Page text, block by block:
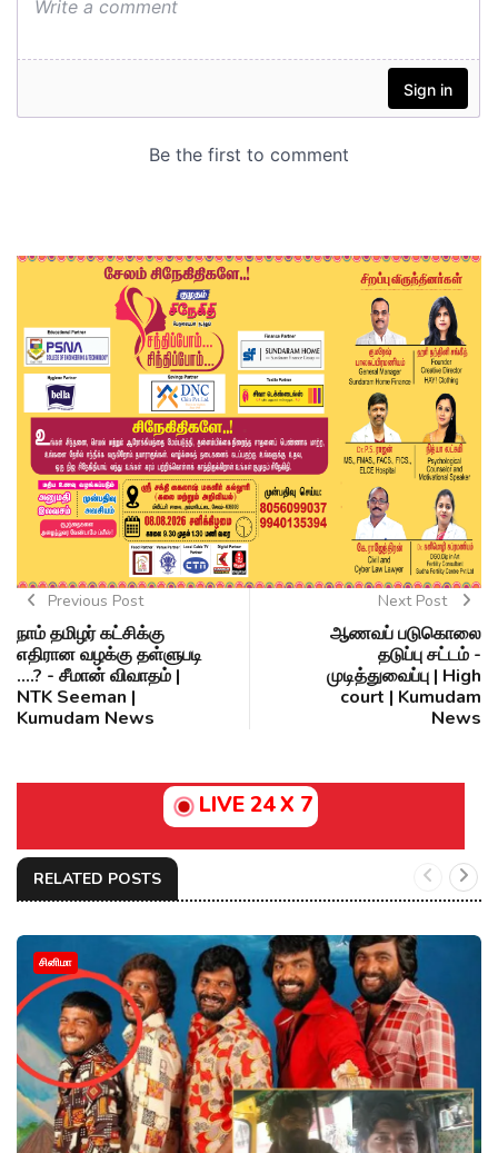
Previous Post
நாம் தமிழர் கட்சிக்கு
எதிரான வழக்கு தள்ளுபடி
....? - சீமான் விவாதம் |
NTK Seeman |
Kumudam News
Next Post
ஆணவப் படுகொலை
தடுப்பு சட்டம் -
முடித்துவைப்பு | High
court | Kumudam
News
LIVE 24 X 7
RELATED POSTS
சினிமா